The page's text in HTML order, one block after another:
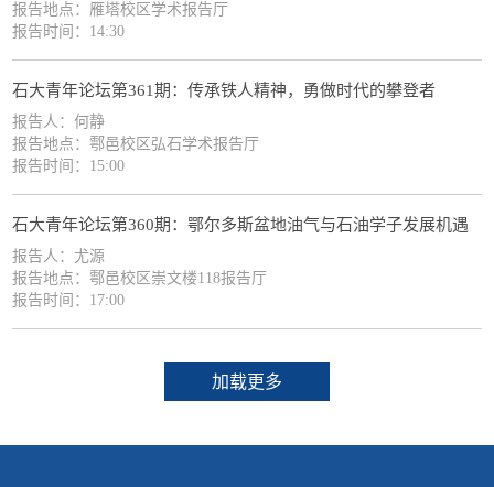
报告地点：雁塔校区学术报告厅
报告时间：14:30
石大青年论坛第361期：传承铁人精神，勇做时代的攀登者
报告人：何静
报告地点：鄠邑校区弘石学术报告厅
报告时间：15:00
石大青年论坛第360期：鄂尔多斯盆地油气与石油学子发展机遇
报告人：尤源
报告地点：鄠邑校区崇文楼118报告厅
报告时间：17:00
加载更多